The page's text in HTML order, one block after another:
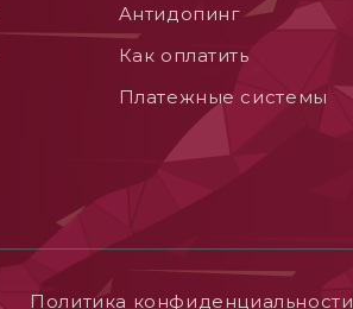
Aнтидопинг
Как оплатить
Платежные системы
Политика конфиденциальности